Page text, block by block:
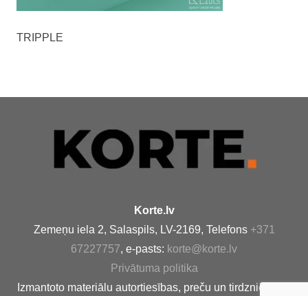
TRIPPLE
Korte.lv
Zemeņu iela 2, Salaspils, LV-2169, Telefons +371
67227757, e-pasts: korte@korte.lv
Privātuma politika
Izmantoto materiālu autortiesības, preču un tirdzniecības